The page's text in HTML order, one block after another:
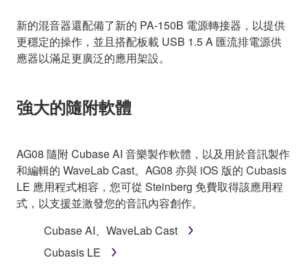
新的混音器還配備了新的 PA-150B 電源轉接器，以提供
更穩定的操作，並且搭配板載 USB 1.5 A 匯流排電源供
應器以滿足更廣泛的應用架設。
強大的隨附軟體
AG08 隨附 Cubase AI 音樂製作軟體，以及用於音訊製作
和編輯的 WaveLab Cast。AG08 亦與 iOS 版的 Cubasis
LE 應用程式相容，您可從 Steinberg 免費取得該應用程
式，以支援並激發您的音訊內容創作。
Cubase AI、WaveLab Cast
Cubasis LE